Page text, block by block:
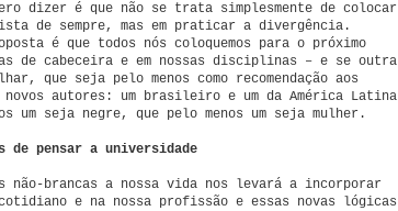
dizer é que não se trata simplesmente de colocar
lista de sempre, mas em praticar a divergência.
é que todos nós coloquemos para o próximo
de cabeceira e em nossas disciplinas – e se outra
que seja pelo menos como recomendação aos
autores: um brasileiro e um da América Latina
um seja negre, que pelo menos um seja mulher.
de pensar a universidade
não-brancas a nossa vida nos levará a incorporar
e na nossa profissão e essas novas lógicas